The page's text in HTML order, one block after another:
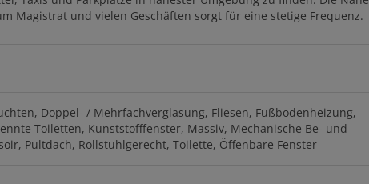
Magistrat und vielen Geschäften sorgt für eine stetige Frequenz.
Doppel- / Mehrfachverglasung Fliesen Fußbodenheizung
Toiletten Kunststofffenster Massiv Mechanische Be- und
Pultdach Rollstuhlgerecht Toilette Öffenbare Fenster